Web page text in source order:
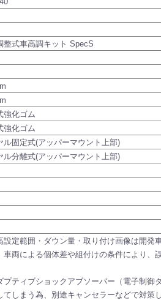
整式車高調キット SpecS
強化ゴム
強化ゴム
ル固定式(アッパーマウント上部)
ル分離式(アッパーマウント上部)
定範囲・ダウン量・取り付け画像は開発
車両による個体差や組付けの条件により、
ティブショックアブソーバー（電子制御
てしまう為、別途キャンセラーなどで対策